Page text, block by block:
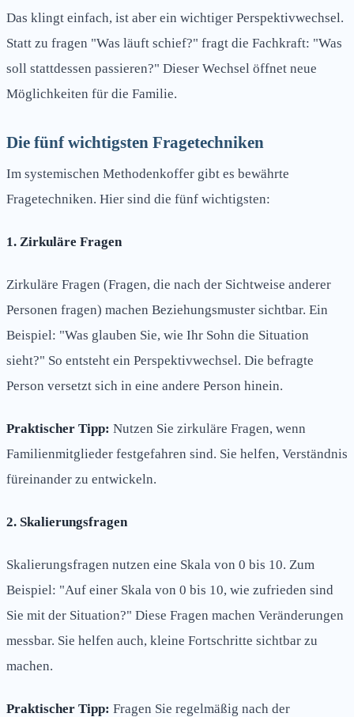
Das klingt einfach, ist aber ein wichtiger Perspektivwechsel.
Statt zu fragen "Was läuft schief?" fragt die Fachkraft: "Was
soll stattdessen passieren?" Dieser Wechsel öffnet neue
Möglichkeiten für die Familie.
Die fünf wichtigsten Fragetechniken
Im systemischen Methodenkoffer gibt es bewährte
Fragetechniken. Hier sind die fünf wichtigsten:
1. Zirkuläre Fragen
Zirkuläre Fragen (Fragen, die nach der Sichtweise anderer
Personen fragen) machen Beziehungsmuster sichtbar. Ein
Beispiel: "Was glauben Sie, wie Ihr Sohn die Situation
sieht?" So entsteht ein Perspektivwechsel. Die befragte
Person versetzt sich in eine andere Person hinein.
Praktischer Tipp: Nutzen Sie zirkuläre Fragen, wenn
Familienmitglieder festgefahren sind. Sie helfen, Verständnis
füreinander zu entwickeln.
2. Skalierungsfragen
Skalierungsfragen nutzen eine Skala von 0 bis 10. Zum
Beispiel: "Auf einer Skala von 0 bis 10, wie zufrieden sind
Sie mit der Situation?" Diese Fragen machen Veränderungen
messbar. Sie helfen auch, kleine Fortschritte sichtbar zu
machen.
Praktischer Tipp: Fragen Sie regelmäßig nach der